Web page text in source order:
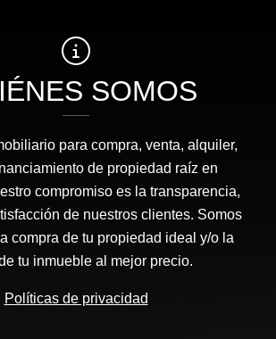
SOMOS
para compra, venta, alquiler,
de propiedad raíz en
compromiso es la transparencia,
de nuestros clientes. Somos
compra de tu propiedad ideal y/o la
tu inmueble al mejor precio.
Políticas de privacidad